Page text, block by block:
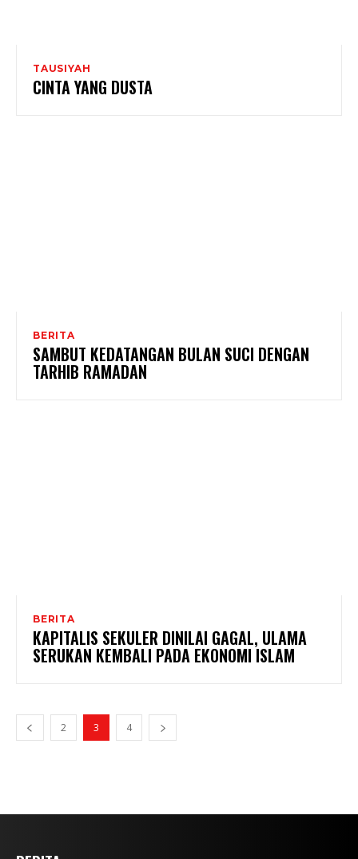
TAUSIYAH
CINTA YANG DUSTA
BERITA
SAMBUT KEDATANGAN BULAN SUCI DENGAN
TARHIB RAMADAN
BERITA
KAPITALIS SEKULER DINILAI GAGAL, ULAMA
SERUKAN KEMBALI PADA EKONOMI ISLAM
2 3 4